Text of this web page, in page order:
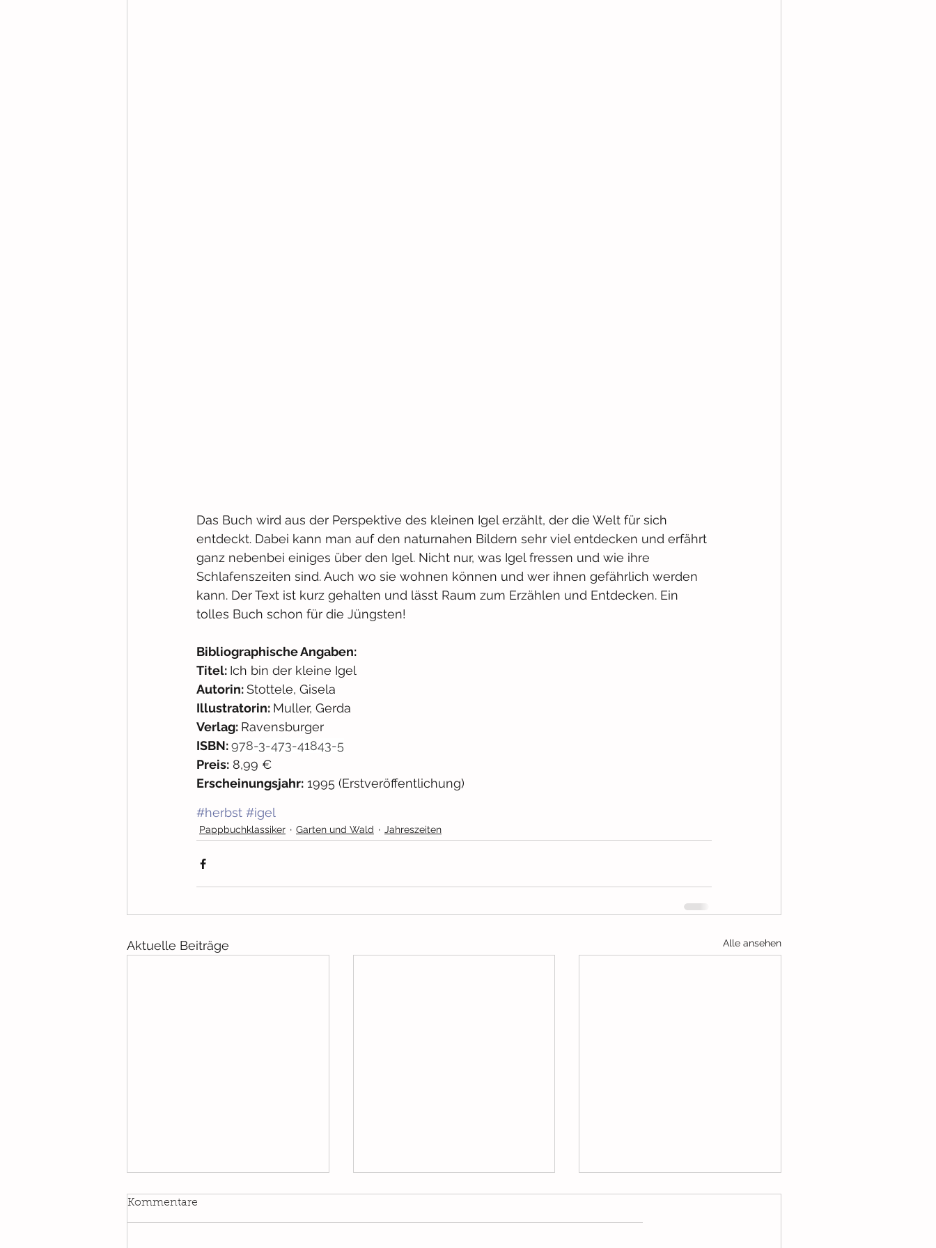
Das Buch wird aus der Perspektive des kleinen Igel erzählt, der die Welt für sich
entdeckt. Dabei kann man auf den naturnahen Bildern sehr viel entdecken und erfährt
ganz nebenbei einiges über den Igel. Nicht nur, was Igel fressen und wie ihre
Schlafenszeiten sind. Auch wo sie wohnen können und wer ihnen gefährlich werden
kann. Der Text ist kurz gehalten und lässt Raum zum Erzählen und Entdecken. Ein
tolles Buch schon für die Jüngsten!
Bibliographische Angaben:
Titel: Ich bin der kleine Igel
Autorin: Stottele, Gisela
Illustratorin: Muller, Gerda
Verlag: Ravensburger
ISBN: 978-3-473-41843-5
Preis: 8,99 €
Erscheinungsjahr: 1995 (Erstveröffentlichung)
#herbst #igel
Pappbuchklassiker Garten und Wald Jahreszeiten
Aktuelle Beiträge Alle ansehen
Kommentare